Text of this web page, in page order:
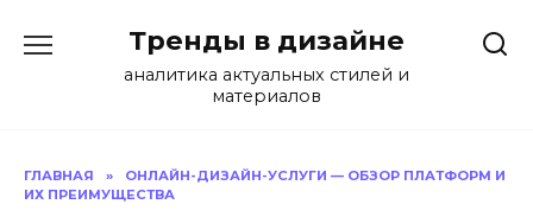
содержанию
Тренды в дизайне
аналитика актуальных стилей и
материалов
ГЛАВНАЯ »
ОНЛАЙН-ДИЗАЙН-УСЛУГИ — ОБЗОР ПЛАТФОРМ И
ИХ ПРЕИМУЩЕСТВА